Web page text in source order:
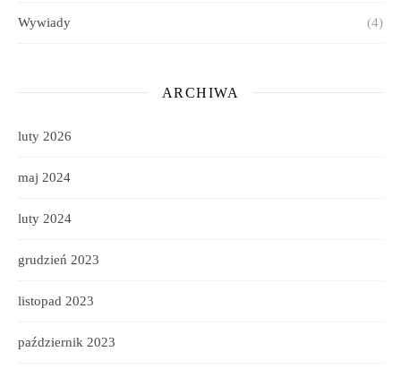
Wywiady (4)
ARCHIWA
luty 2026
maj 2024
luty 2024
grudzień 2023
listopad 2023
październik 2023